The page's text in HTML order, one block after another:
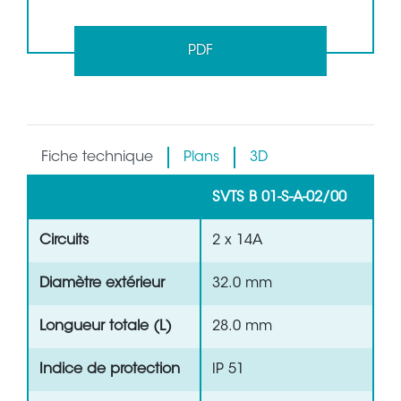
PDF
Fiche technique Plans 3D
SVTS B 01-S-A-02/00
Circuits 2 x 14A
Diamètre extérieur 32.0 mm
Longueur totale (L) 28.0 mm
Indice de protection IP 51